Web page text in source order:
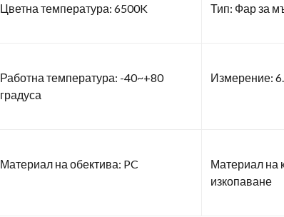
Цветна температура: 6500K Тип: Фар за
Работна температура: -40~+80
градуса
Измерение:
Материал на обектива: PC
Материал на
изкопаване